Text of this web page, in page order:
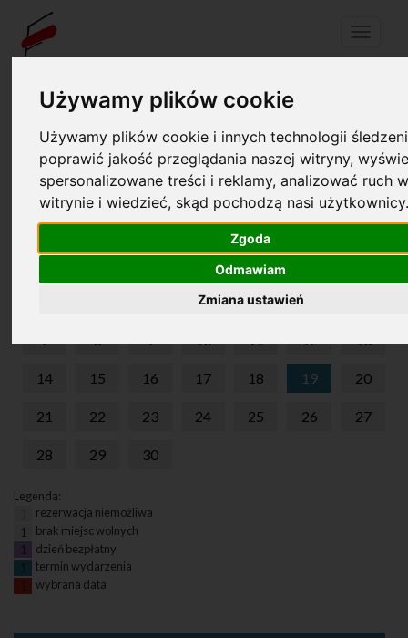
Używamy plików cookie
Używamy plików cookie i innych technologii
poprawić jakość przeglądania naszej witryny,
spersonalizowane treści i reklamy, analizować ruch
witrynie i wiedzieć, skąd pochodzą nasi
Zgoda
Odmawiam
Zmiana ustawień
Menu
pl en
Twój koszyk jest pusty!
KRAINA DŹWIĘKÓW
WRZESIEŃ 2026
PON CZW PIĄ
3 4
7 8 9 10 11 12 13
14 15 16 17 18 19 20
21 22 23 24 25 26 27
28 29 30
Legenda:
rezerwacja niemożliwa
1
brak miejsc wolnych
1
dzień bezpłatny
termin wydarzenia
1
wybrana data